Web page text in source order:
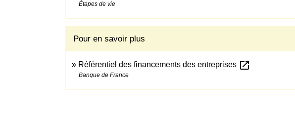
Étapes de vie
Pour en savoir plus
Référentiel des financements des entreprises open_in_new
Banque de France